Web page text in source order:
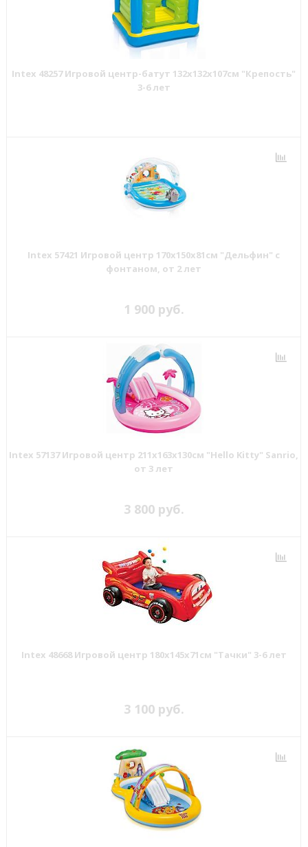
Intex 48257 Игровой центр-батут 132х132х107см "Крепость"
3-6 лет
Intex 57421 Игровой центр 170х150х81см "Дельфин" с
фонтаном, от 2 лет
1 900 руб.
Intex 57137 Игровой центр 211х163х130см "Hello Kitty" Sanrio,
от 3 лет
3 800 руб.
Intex 48668 Игровой центр 180х145х71см "Тачки" 3-6 лет
3 100 руб.